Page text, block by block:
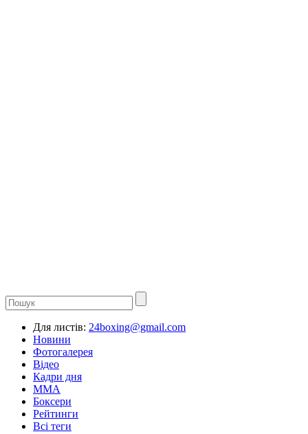
Для листів: 24boxing@gmail.com
Новини
Фотогалерея
Відео
Кадри дня
ММА
Боксери
Рейтинги
Всі теги